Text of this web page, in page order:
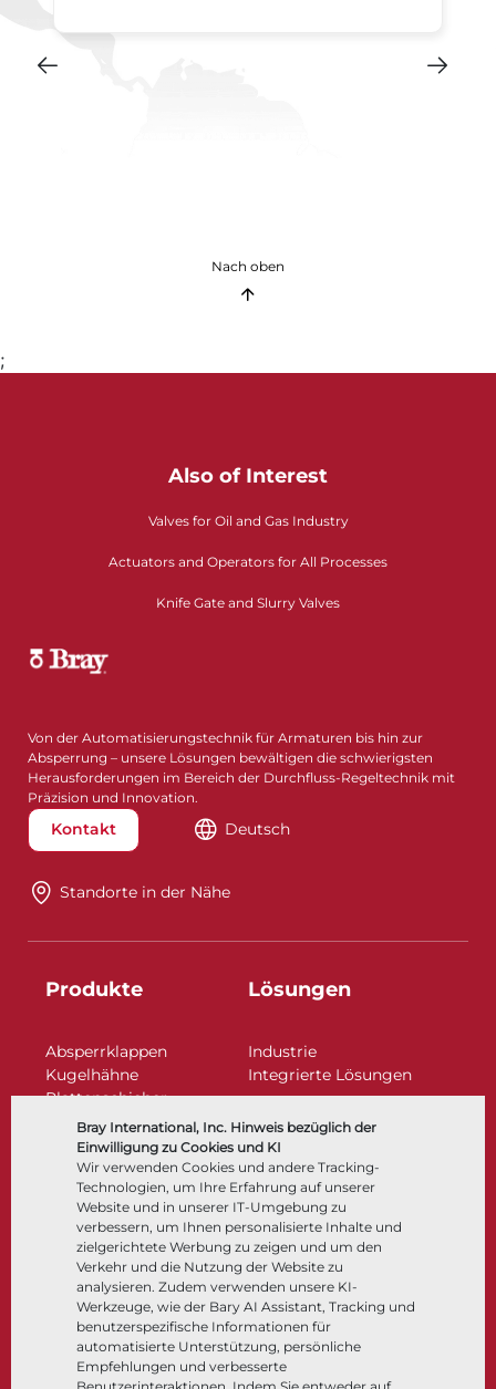
Bray International, Inc. Hinweis bezüglich der
Einwilligung zu Cookies und KI
Wir verwenden Cookies und andere Tracking-
Technologien, um Ihre Erfahrung auf unserer
Website und in unserer IT-Umgebung zu
verbessern, um Ihnen personalisierte Inhalte und
zielgerichtete Werbung zu zeigen und um den
Verkehr und die Nutzung der Website zu
analysieren. Zudem verwenden unsere KI-
Werkzeuge, wie der Bary AI Assistant, Tracking und
benutzerspezifische Informationen für
automatisierte Unterstützung, persönliche
Empfehlungen und verbesserte
Nach oben
;
Also of Interest
Valves for Oil and Gas Industry
Actuators and Operators for All Processes
Knife Gate and Slurry Valves
Von der Automatisierungstechnik für Armaturen bis hin zur
Absperrung – unsere Lösungen bewältigen die schwierigsten
Herausforderungen im Bereich der Durchfluss-Regeltechnik mit
Präzision und Innovation.
Kontakt Deutsch
Standorte in der Nähe​​​​​​​
Produkte
Absperrklappen
Kugelhähne
Plattenschieber
Regelarmaturen
Rückschlagklappen
Antriebe | Betätigungen
Steuer- und Regeltechnik
Tieftemperatur​​​​​​​
Lösungen
Industrie
Integrierte Lösungen
Unternehmen
Über
Standorte
Lieferantenmanagement
Nachhaltigkeit
Dokumentation
Dokumente
Wissenszentrum
Software
Werkstoffauswahl